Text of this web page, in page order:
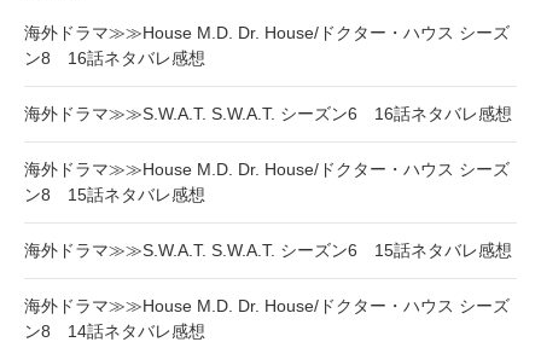
海外ドラマ≫≫House M.D. Dr. House/ドクター・ハウス シーズ
ン8 16話ネタバレ感想
海外ドラマ≫≫S.W.A.T. S.W.A.T. シーズン6 16話ネタバレ感想
海外ドラマ≫≫House M.D. Dr. House/ドクター・ハウス シーズ
ン8 15話ネタバレ感想
海外ドラマ≫≫S.W.A.T. S.W.A.T. シーズン6 15話ネタバレ感想
海外ドラマ≫≫House M.D. Dr. House/ドクター・ハウス シーズ
ン8 14話ネタバレ感想